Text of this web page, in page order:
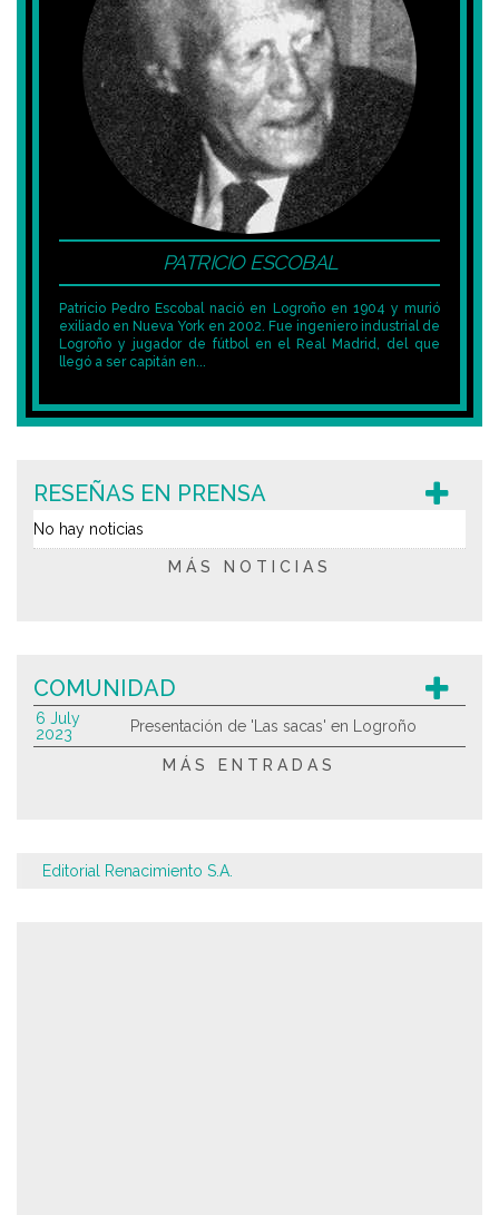
PATRICIO ESCOBAL
Patricio Pedro Escobal nació en Logroño en 1904 y murió
exiliado en Nueva York en 2002. Fue ingeniero industrial de
Logroño y jugador de fútbol en el Real Madrid, del que
llegó a ser capitán en...
RESEÑAS EN PRENSA
No hay noticias
MÁS NOTICIAS
COMUNIDAD
6 July
2023
Presentación de 'Las sacas' en Logroño
MÁS ENTRADAS
Editorial Renacimiento S.A.